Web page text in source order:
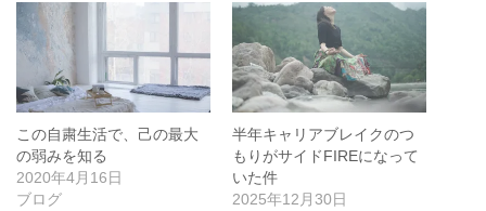
この自粛生活で、己の最大
の弱みを知る
2020年4月16日
ブログ
半年キャリアブレイクのつ
もりがサイドFIREになって
いた件
2025年12月30日